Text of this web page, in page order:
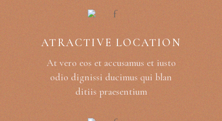
ATRACTIVE LOCATION
At vero eos et accusamus et iusto
odio dignissi ducimus qui blan
ditiis praesentium